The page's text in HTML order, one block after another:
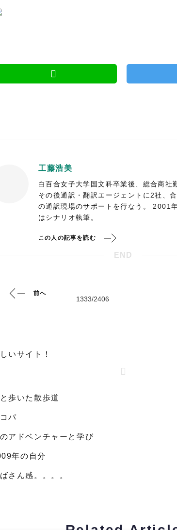
工藤浩美
白百合女子大学国文科卒業後、総合商社
その後通訳・翻訳エージェントに2社、
の通訳現場のサポートを行なう。 2001
はシナリオ執筆。
この人の記事を読む
END
前へ
いサイト！
歩いた散歩道
パ
アドベンチャーと学び
年の自分
さん感。。。。